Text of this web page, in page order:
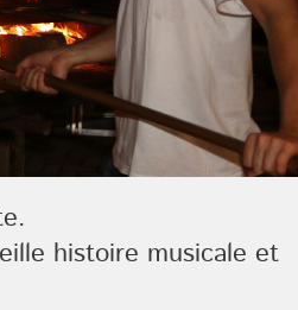
histoire musicale et